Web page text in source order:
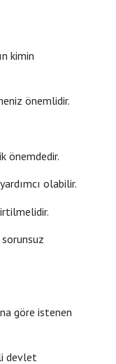
kimin
önemlidir.
önemdedir.
olabilir.
göre istenen
devlet